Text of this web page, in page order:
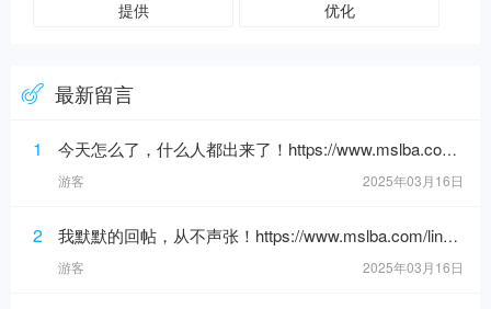
提供 优化
最新留言
1 今天怎么了，什么人都出来了！https://www.mslba.com/links/3af3c1666332ddf50565.html
游客 2025年03月16日
2 我默默的回帖，从不声张！https://www.mslba.com/links/de626f18ad3546c7b228.html
游客 2025年03月16日